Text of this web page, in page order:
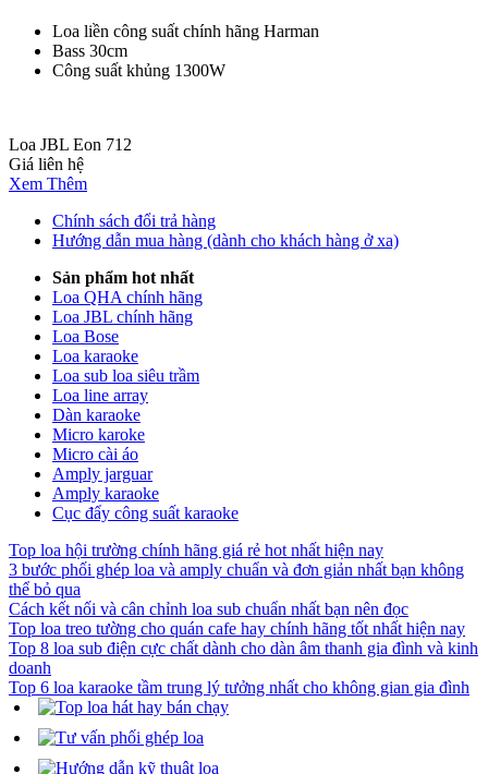
Loa liền công suất chính hãng Harman
Bass 30cm
Công suất khủng 1300W
Loa JBL Eon 712
Giá liên hệ
Xem Thêm
Chính sách đổi trả hàng
Hướng dẫn mua hàng (dành cho khách hàng ở xa)
Sản phẩm hot nhất
Loa QHA chính hãng
Loa JBL chính hãng
Loa Bose
Loa karaoke
Loa sub loa siêu trầm
Loa line array
Dàn karaoke
Micro karoke
Micro cài áo
Amply jarguar
Amply karaoke
Cục đẩy công suất karaoke
Top loa hội trường chính hãng giá rẻ hot nhất hiện nay
3 bước phối ghép loa và amply chuẩn và đơn giản nhất bạn không
thể bỏ qua
Cách kết nối và cân chỉnh loa sub chuẩn nhất bạn nên đọc
Top loa treo tường cho quán cafe hay chính hãng tốt nhất hiện nay
Top 8 loa sub điện cực chất dành cho dàn âm thanh gia đình và kinh
doanh
Top 6 loa karaoke tầm trung lý tưởng nhất cho không gian gia đình